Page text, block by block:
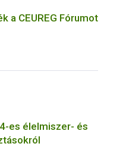
a CEUREG Fórumot
es élelmiszer- és